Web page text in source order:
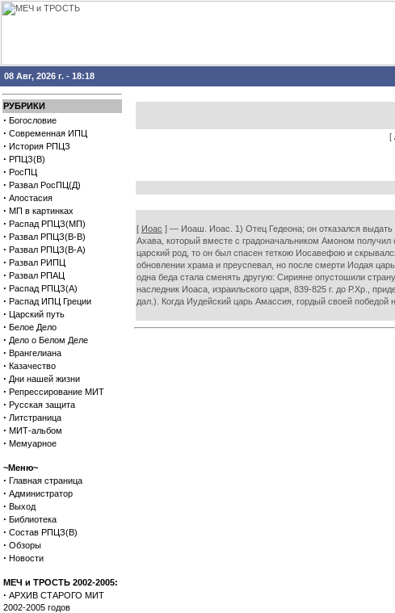
08 Авг, 2026 г. - 18:18
РУБРИКИ
· Богословие
· Современная ИПЦ
· История РПЦЗ
· РПЦЗ(В)
· РосПЦ
· Развал РосПЦ(Д)
· Апостасия
· МП в картинках
· Распад РПЦЗ(МП)
· Развал РПЦЗ(В-В)
· Развал РПЦЗ(В-А)
· Развал РИПЦ
· Развал РПАЦ
· Распад РПЦЗ(А)
· Распад ИПЦ Греции
· Царский путь
· Белое Дело
· Дело о Белом Деле
· Врангелиана
· Казачество
· Дни нашей жизни
· Репрессирование МИТ
· Русская защита
· Литстраница
· МИТ-альбом
· Мемуарное
~Меню~
· Главная страница
· Администратор
· Выход
· Библиотека
· Состав РПЦЗ(В)
· Обзоры
· Новости
МЕЧ и ТРОСТЬ 2002-2005:
· АРХИВ СТАРОГО МИТ
2002-2005 годов
[
[ Иоас ] — Иоаш. Иоас. 1) Отец Гедеона; он отказался выдать
Ахава, который вместе с градоначальником Амоном
царский род, то он был спасен теткою Иосавефою и
обновлении храма и преуспевал, но после смерти Иодая
одна беда стала сменять другую: Сирияне опустошили
наследник Иоаса, израильского царя, 839-825 г. до Р.Хр.,
дал.). Когда Иудейский царь Амассия, гордый своей